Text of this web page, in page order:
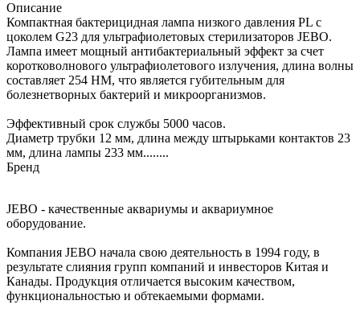
Описание
Компактная бактерицидная лампа низкого давления PL с
цоколем G23 для ультрафиолетовых стерилизаторов JEBO.
Лампа имеет мощный антибактериальный эффект за счет
коротковолнового ультрафиолетового излучения, длина волны
составляет 254 НМ, что является губительным для
болезнетворных бактерий и микроорганизмов.
Эффективный срок службы 5000 часов.
Диаметр трубки 12 мм, длина между штырьками контактов 23
мм, длина лампы 233 мм........
Бренд
JEBO - качественные аквариумы и аквариумное
оборудование.
Компания JEBO начала свою деятельность в 1994 году, в
результате слияния групп компаний и инвесторов Китая и
Канады. Продукция отличается высоким качеством,
функциональностью и обтекаемыми формами.